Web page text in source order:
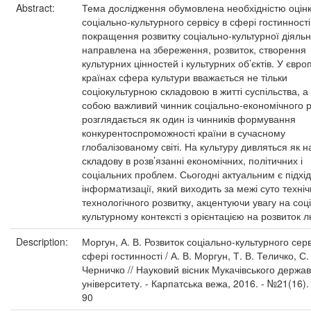
Abstract:
Тема дослідження обумовлена необхідністю
соціально-культурного сервісу в сфері
покращення розвитку соціально-культурної
направлена на збереження, розвиток, створення
культурних цінностей і культурних об’єктів. У
країнах сфера культури вважається не тільки
соціокультурною складовою в житті суспільства,
собою важливий чинник соціально-економічного
розглядається як один із чинників формування
конкурентоспроможності країни в сучасному
глобалізованому світі. На культуру дивляться як
складову в розв’язанні економічних, політичних і
соціальних проблем. Сьогодні актуальним є
інформатизації, який виходить за межі суто
технологічного розвитку, акцентуючи увагу на
культурному контексті з орієнтацією на розвиток
Description:
Моргун, А. В. Розвиток соціально-культурного
сфері гостинності / А. В. Моргун, Т. В. Теличко,
Черничко // Науковий вісник Мукачівського
університету. - Карпатська вежа, 2016. -
90